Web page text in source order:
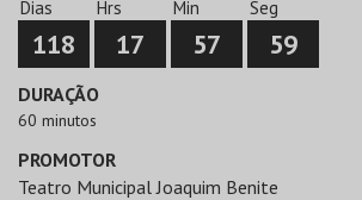
Dias
118
Hrs
17
Min
57
Seg
59
DURAÇÃO
60 minutos
PROMOTOR
Teatro Municipal Joaquim Benite